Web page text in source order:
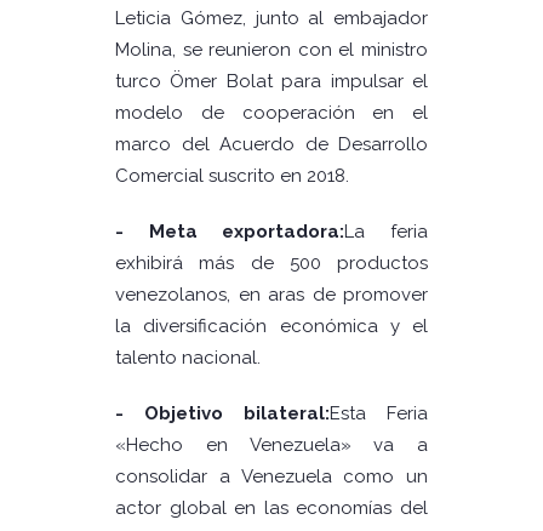
Leticia Gómez, junto al embajador
Molina, se reunieron con el ministro
turco Ömer Bolat para impulsar el
modelo de cooperación en el
marco del Acuerdo de Desarrollo
Comercial suscrito en 2018.
- Meta exportadora:La feria
exhibirá más de 500 productos
venezolanos, en aras de promover
la diversificación económica y el
talento nacional.
- Objetivo bilateral:Esta Feria
«Hecho en Venezuela» va a
consolidar a Venezuela como un
actor global en las economías del